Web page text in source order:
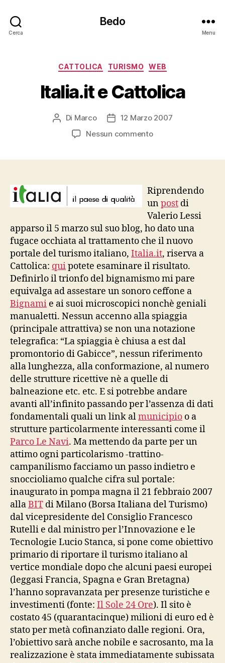
Cerca
Bedo
Menu
Categorie
CATTOLICA TURISMO WEB
Italia.it e Cattolica
Autore
articolo
Di Marco
Data12 Marzo 2007
Nessun commentosu
Riprendendo
unpost di
Valerio Lessi
apparso il 5 marzo sul suo blog, ho dato una
fugace occhiata al trattamento che il nuovo
portale del turismo italiano, Italia.it, riserva a
Cattolica: quipotete esaminare il risultato.
Definirlo il trionfo del bignamismo mi pare
equivalga ad assestare un sonoro ceffone a
Bignami e ai suoi microscopici nonchè geniali
manualetti. Nessun accenno alla spiaggia
(principale attrattiva) se non una notazione
telegrafica: “La spiaggia è chiusa a est dal
promontorio di Gabicce”, nessun riferimento
alla lunghezza, alla conformazione, al numero
delle strutture ricettive nè a quelle di
balneazione etc. etc. E si potrebbe andare
avanti all’infinito passando per l’assenza di dati
fondamentali quali un link almunicipio o a
strutture particolarmente interessanti come il
Parco Le Navi. Ma mettendo da parte per un
attimo ogni particolarismo -trattino-
campanilismo facciamo un passo indietro e
snoccioliamo qualche cifra sul portale:
inaugurato in pompa magna il 21 febbraio 2007
allaBIT di Milano (Borsa Italiana del Turismo)
dal vicepresidente del Consiglio Francesco
Rutelli e dal ministro per l’Innovazione e le
Tecnologie Lucio Stanca, si pone come obiettivo
primario di riportare il turismo italiano al
vertice mondiale dopo che alcuni paesi europei
(leggasi Francia, Spagna e Gran Bretagna)
l’hanno sopravanzata per presenze turistiche e
investimenti (fonte: Il Sole 24 Ore). Il sito è
costato 45 (quarantacinque) milioni di euro ed è
stato per metà cofinanziato dalle regioni. Ora,
l’obiettivo sarà anche nobile e sacrosanto, ma la
realizzazione è stata immediatamente subissata